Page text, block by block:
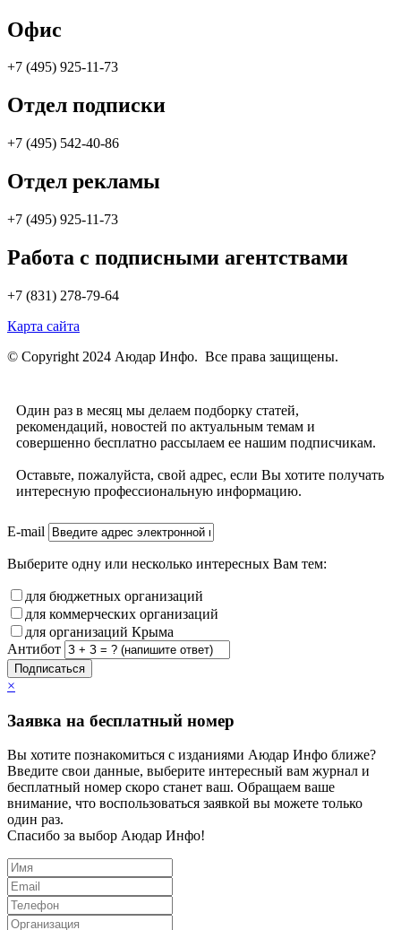
Офис
+7 (495) 925-11-73
Отдел подписки
+7 (495) 542-40-86
Отдел рекламы
+7 (495) 925-11-73
Работа с подписными агентствами
+7 (831) 278-79-64
Карта сайта
© Copyright 2024 Аюдар Инфо. Все права защищены.
Один раз в месяц мы делаем подборку статей,
рекомендаций, новостей по актуальным темам и
совершенно бесплатно рассылаем ее нашим подписчикам.
Оставьте, пожалуйста, свой адрес, если Вы хотите получать
интересную профессиональную информацию.
E-mail
Выберите одну или несколько интересных Вам тем:
для бюджетных организаций
для коммерческих организаций
для организаций Крыма
Антибот
Подписаться
×
Заявка на бесплатный номер
Вы хотите познакомиться с изданиями Аюдар Инфо ближе?
Введите свои данные, выберите интересный вам журнал и
бесплатный номер скоро станет ваш. Обращаем ваше
внимание, что воспользоваться заявкой вы можете только
один раз.
Спасибо за выбор Аюдар Инфо!